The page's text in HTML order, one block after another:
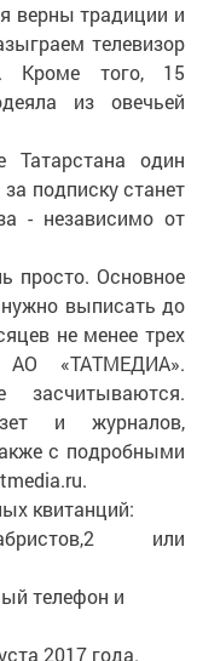
верны традиции и
телевизор
Кроме того, 15
из овечьей
один
подписку станет
- независимо от
просто. Основное
выписать до
не менее трех
АО «ТАТМЕДИА».
и журналов,
с подробными
квитанций:
или
телефон и
2017 года.